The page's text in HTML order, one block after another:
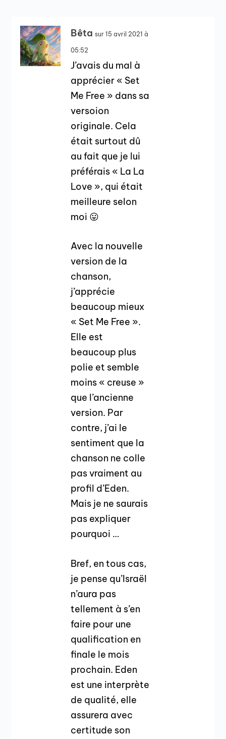
Bêta sur 15 avril 2021 à
05:52
J’avais du mal à
apprécier « Set
Me Free » dans sa
versoion
originale. Cela
était surtout dû
au fait que je lui
préférais « La La
Love », qui était
meilleure selon
moi 😛
Avec la nouvelle
version de la
chanson,
j’apprécie
beaucoup mieux
« Set Me Free ».
Elle est
beaucoup plus
polie et semble
moins « creuse »
que l’ancienne
version. Par
contre, j’ai le
sentiment que la
chanson ne colle
pas vraiment au
profil d’Eden.
Mais je ne saurais
pas expliquer
pourquoi …
Bref, en tous cas,
je pense qu’Israël
n’aura pas
tellement à s’en
faire pour une
qualification en
finale le mois
prochain. Eden
est une interprète
de qualité, elle
assurera avec
certitude son